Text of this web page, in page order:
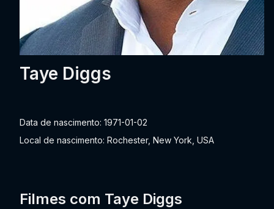
Taye Diggs
Data de nascimento: 1971-01-02
Local de nascimento: Rochester, New York, USA
Filmes com Taye Diggs